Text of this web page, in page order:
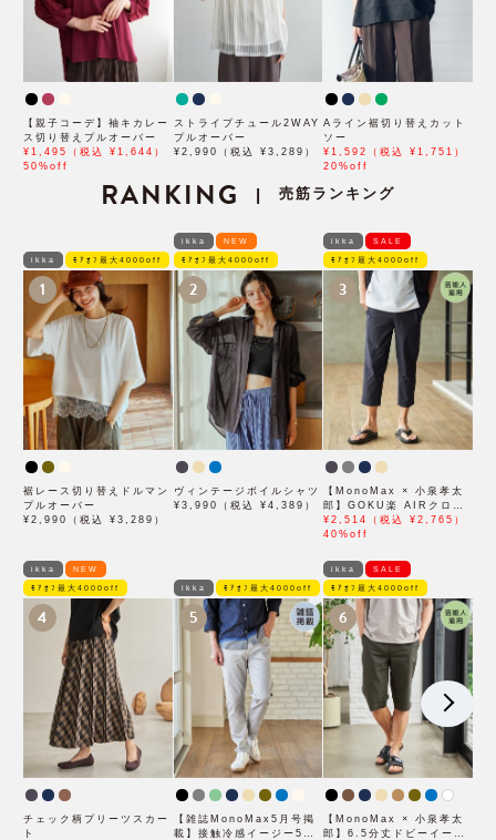
【親子コーデ】袖キカレー
ス切り替えプルオーバー
¥1,495（税込 ¥1,644）
50%off
ストライプチュール2WAY
プルオーバー
¥2,990（税込 ¥3,289）
Aライン裾切り替えカット
ソー
¥1,592（税込 ¥1,751）
20%off
RANKING | 売筋ランキング
ikka ﾓｱｵﾌ最大4000off
1
裾レース切り替えドルマン
プルオーバー
¥2,990（税込 ¥3,289）
ikka NEW
ﾓｱｵﾌ最大4000off
2
ヴィンテージボイルシャツ
¥3,990（税込 ¥4,389）
ikka SALE
ﾓｱｵﾌ最大4000off
3
【MonoMax × 小泉孝太
郎】GOKU楽 AIRクロッ
プドパンツ「小泉孝太郎さ
ん着用モデル」
¥2,514（税込 ¥2,765）
40%off
ikka NEW
ﾓｱｵﾌ最大4000off
4
チェック柄プリーツスカー
ト
ikka ﾓｱｵﾌ最大4000off
5
【雑誌MonoMax5月号掲
載】接触冷感イージー5ポ
ikka SALE
ﾓｱｵﾌ最大4000off
6
【MonoMax × 小泉孝太
郎】6.5分丈ドビーイージ